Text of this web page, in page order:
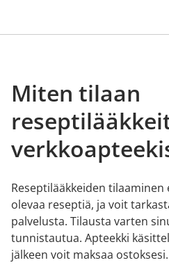
Miten tilaan
Reseptilääkkeiden tilaaminen
olevaa reseptiä, ja voit
palvelusta. Tilausta varten
tunnistautua. Apteekki
jälkeen voit maksaa ostoksesi.